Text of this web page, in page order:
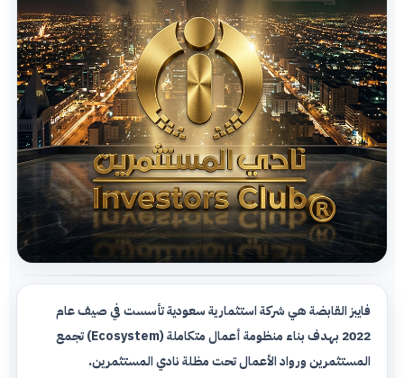
فايبز القابضة هي شركة استثمارية سعودية تأسست في صيف عام
2022 بهدف بناء منظومة أعمال متكاملة (Ecosystem) تجمع
المستثمرين ورواد الأعمال تحت مظلة نادي المستثمرين.